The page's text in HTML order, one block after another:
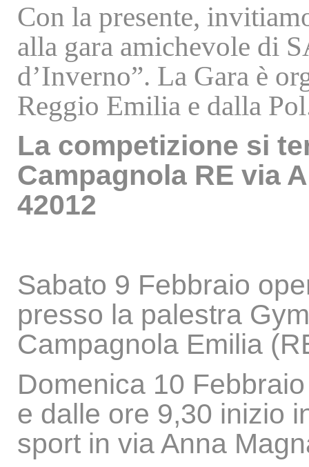
Con la presente,
alla gara amichevole di
d’Inverno”. La Gara è
Reggio Emilia e dalla
La competizione si
Campagnola RE via
42012
Sabato 9 Febbraio
presso la palestra
Campagnola Emilia
Domenica 10
e dalle ore 9,30 inizio
sport in via Anna